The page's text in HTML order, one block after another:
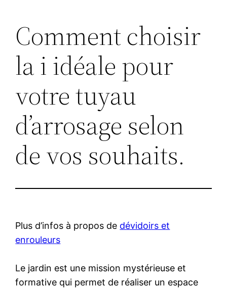
Comment choisir
la i idéale pour
votre tuyau
d’arrosage selon
de vos souhaits.
Plus d’infos à propos de dévidoirs et
enrouleurs
Le jardin est une mission mystérieuse et
formative qui permet de réaliser un espace